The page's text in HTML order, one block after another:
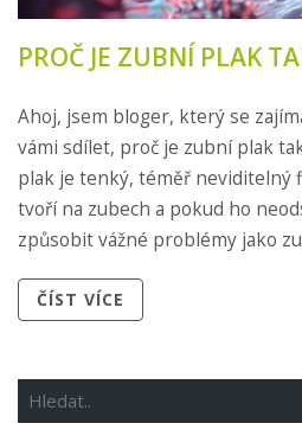
PROČ JE ZUBNÍ PLAK
Ahoj, jsem bloger, který se
vámi sdílet, proč je zubní plak
plak je tenký, téměř neviditelný
tvoří na zubech a pokud ho
způsobit vážné problémy jako
jak předejít tvorbě plaku a
úsměv bez plaku a chránit
ČÍST VÍCE